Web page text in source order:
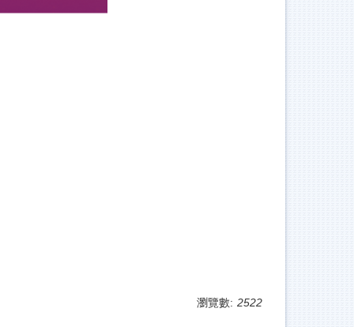
瀏覽數: 2522